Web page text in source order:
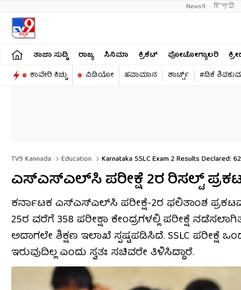
News9 हिन्दी
ತಾಜಾ ಸುದ್ದಿ ರಾಜ್ಯ ಸಿನಿಮಾ ಕ್ರಿಕೆಟ್​ ಫೋಟೋಗ್ಯಾಲರಿ
ಕಾವೇರಿ ಕಿಚ್ಚು
ವಿಡಿಯೋ ಹವಾಮಾನ ಶಾರ್ಟ್ಸ್​ #ಡಿಕೆ
TV9 Kannada Education Karnataka SSLC Exam 2 Results Declared:
ಎಸ್‌ಎಸ್‌ಎಲ್‌ಸಿ ಪರೀಕ್ಷೆ 2ರ ರಿಸಲ್ಟ್​​
ಕರ್ನಾಟಕ ಎಸ್‌ಎಸ್‌ಎಲ್‌ಸಿ ಪರೀಕ್ಷೆ-2ರ ಫಲಿತಾಂಶ
25ರ ವರೆಗೆ 358 ಪರೀಕ್ಷಾ ಕೇಂದ್ರಗಳಲ್ಲಿ ಪರೀಕ್ಷೆ
ಅದಾಗಲೇ ಶಿಕ್ಷಣ ಇಲಾಖೆ ಸ್ಪಷ್ಟಪಡಿಸಿದೆ. SSLC
ಇರುವುದಿಲ್ಲ ಎಂದು ಸ್ವತಃ ಸಚಿವರೇ ತಿಳಿಸಿದ್ದಾರೆ.